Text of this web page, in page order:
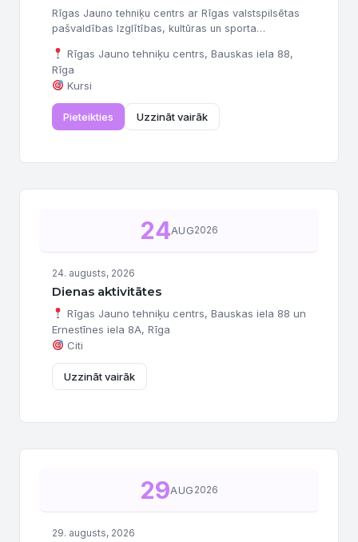
Rīgas Jauno tehniķu centrs ar Rīgas valstspilsētas
pašvaldības Izglītības, kultūras un sporta
aicina pieteikties interešu izglītības programmu
pedagogus, izglītības metodiķus un direktoru
vietniekus profesionālās kompetences pilnveides
programmas apguvei “Ievads Platformas Minecraft
Education izmantošanā pedagoga darbā II” (12
stundas). Kursi būs piemēroti arī skolotājiem bez
Vieta un laiks: Paredzēti...
Rīgas Jauno tehniķu centrs, Bauskas iela 88,
Rīga
Kursi
Pieteikties Uzzināt vairāk
24AUG2026
24. augusts, 2026
Dienas aktivitātes
Rīgas Jauno tehniķu centrs, Bauskas iela 88 un
Ernestīnes iela 8A, Rīga
Citi
Uzzināt vairāk
29AUG 2026
29. augusts, 2026